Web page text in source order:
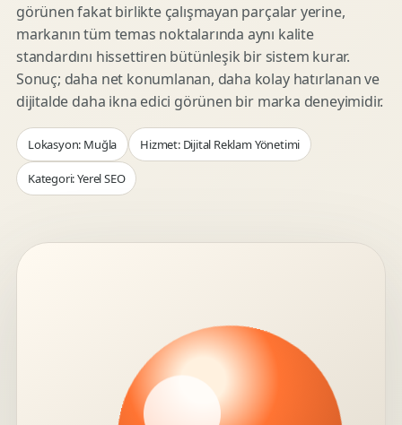
görünen fakat birlikte çalışmayan parçalar yerine,
markanın tüm temas noktalarında aynı kalite
standardını hissettiren bütünleşik bir sistem kurar.
Sonuç; daha net konumlanan, daha kolay hatırlanan ve
dijitalde daha ikna edici görünen bir marka deneyimidir.
Lokasyon: Muğla Hizmet: Dijital Reklam Yönetimi
Kategori: Yerel SEO